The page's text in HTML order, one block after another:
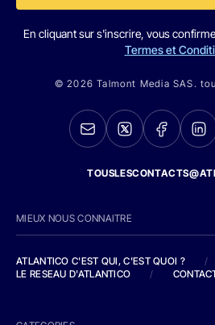
En cliquant sur s'inscrire, vous
Termes et
© 2026 Talmont Media SAS.
MIEUX NOUS CONNAITRE
ATLANTICO C'EST QUI, C'EST QUOI ?
/
LE RESEAU D'ATLANTICO
/